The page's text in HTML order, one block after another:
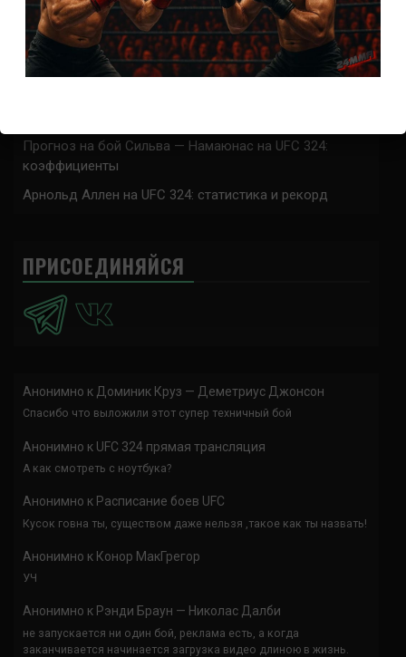
Наталья Сильва на UFC 324: статистика и рекорд
Роуз Намаюнас: статистика и рекорд к турниру UFC
324
Прогноз на бой Сильва — Намаюнас на UFC 324:
коэффициенты
Арнольд Аллен на UFC 324: статистика и рекорд
ПРИСОЕДИНЯЙСЯ
Анонимно к Доминик Круз — Деметриус Джонсон
Спасибо что выложили этот супер техничный бой
Анонимно к UFC 324 прямая трансляция
А как смотреть с ноутбука?
Анонимно к Расписание боев UFC
Кусок говна ты, существом даже нельзя ,такое как ты назвать!
Анонимно к Конор МакГрегор
УЧ
Анонимно к Рэнди Браун — Николас Далби
не запускается ни один бой, реклама есть, а когда
заканчивается начинается загрузка видео длиною в жизнь.